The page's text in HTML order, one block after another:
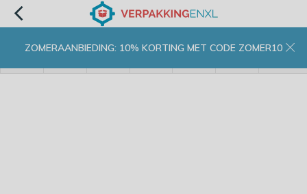
ZOMERAANBIEDING: 10% KORTING MET CODE ZOMER10